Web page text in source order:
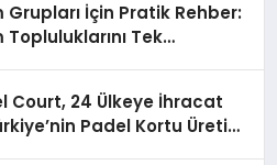
İçin Pratik Rehber:
Tek
Court, 24 Ülkeye İhracat
Padel Kortu Üretim